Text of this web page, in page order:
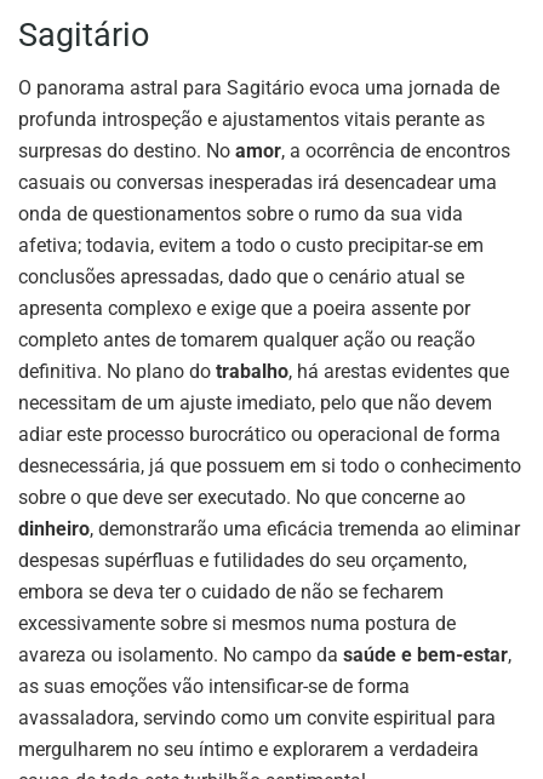
Sagitário
O panorama astral para Sagitário evoca uma jornada de
profunda introspeção e ajustamentos vitais perante as
surpresas do destino. No amor, a ocorrência de encontros
casuais ou conversas inesperadas irá desencadear uma
onda de questionamentos sobre o rumo da sua vida
afetiva; todavia, evitem a todo o custo precipitar-se em
conclusões apressadas, dado que o cenário atual se
apresenta complexo e exige que a poeira assente por
completo antes de tomarem qualquer ação ou reação
definitiva. No plano do trabalho, há arestas evidentes que
necessitam de um ajuste imediato, pelo que não devem
adiar este processo burocrático ou operacional de forma
desnecessária, já que possuem em si todo o conhecimento
sobre o que deve ser executado. No que concerne ao
dinheiro, demonstrarão uma eficácia tremenda ao eliminar
despesas supérfluas e futilidades do seu orçamento,
embora se deva ter o cuidado de não se fecharem
excessivamente sobre si mesmos numa postura de
avareza ou isolamento. No campo da saúde e bem-estar,
as suas emoções vão intensificar-se de forma
avassaladora, servindo como um convite espiritual para
mergulharem no seu íntimo e explorarem a verdadeira